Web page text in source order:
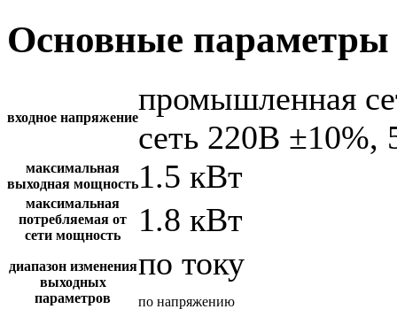
Основные параметры
входное напряжение
промышленная
сеть 220В ±10%,
максимальная
выходная мощность1.5 кВт
максимальная
потребляемая от
сети мощность
1.8 кВт
диапазон изменения
выходных
параметров
по току
по напряжению